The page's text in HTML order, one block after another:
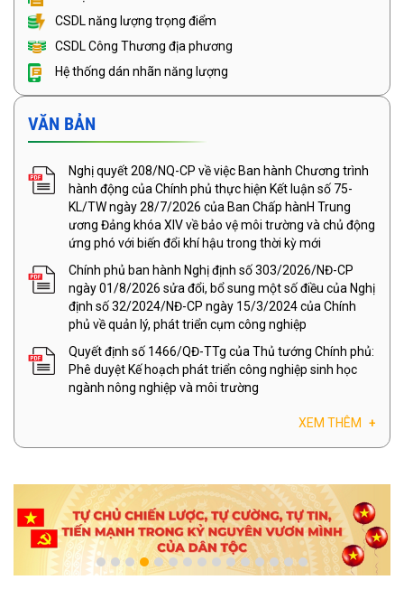
CSDL năng lượng trọng điểm
CSDL Công Thương địa phương
Hệ thống dán nhãn năng lượng
VĂN BẢN
Nghị quyết 208/NQ-CP về việc Ban hành Chương trình
hành động của Chính phủ thực hiện Kết luận số 75-
KL/TW ngày 28/7/2026 của Ban Chấp hànH Trung
ương Đảng khóa XIV về bảo vệ môi trường và chủ động
ứng phó với biến đổi khí hậu trong thời kỳ mới
Chính phủ ban hành Nghị định số 303/2026/NĐ-CP
ngày 01/8/2026 sửa đổi, bổ sung một số điều của Nghị
định số 32/2024/NĐ-CP ngày 15/3/2024 của Chính
phủ về quản lý, phát triển cụm công nghiệp
Quyết định số 1466/QĐ-TTg của Thủ tướng Chính phủ:
Phê duyệt Kế hoạch phát triển công nghiệp sinh học
ngành nông nghiệp và môi trường
XEM THÊM +